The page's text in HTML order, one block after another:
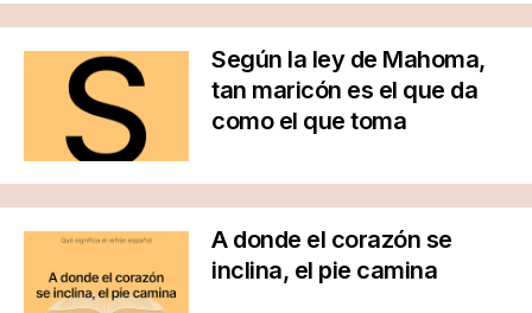
Según la ley de Mahoma,
tan maricón es el que da
como el que toma
A donde el corazón se
inclina, el pie camina